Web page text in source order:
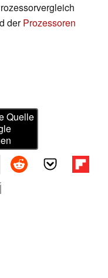
derProzessoren
Quelle